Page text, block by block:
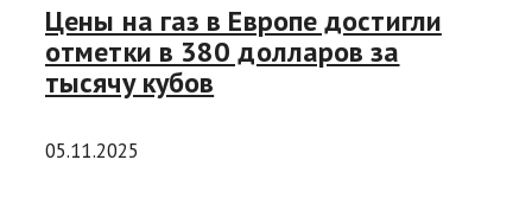
Цены на газ в Европе достигли
отметки в 380 долларов за
тысячу кубов
05.11.2025